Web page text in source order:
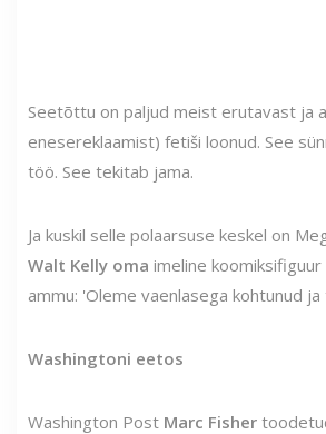
Seetõttu on paljud meist erutavast ja
enesereklaamist) fetiši loonud. See
töö. See tekitab jama.
Ja kuskil selle polaarsuse keskel on
Walt Kelly oma imeline
ammu: 'Oleme vaenlasega kohtunud
Washingtoni eetos
Washington Post Marc Fisher